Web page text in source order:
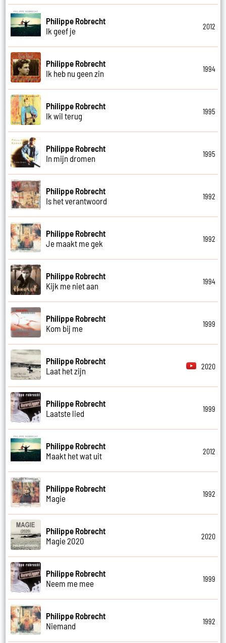
Philippe Robrecht
Ik geef je
2012
Philippe Robrecht
Ik heb nu geen zin
1994
Philippe Robrecht
Ik wil terug
1995
Philippe Robrecht
In mijn dromen
1995
Philippe Robrecht
Is het verantwoord
1992
Philippe Robrecht
Je maakt me gek
1992
Philippe Robrecht
Kijk me niet aan
1994
Philippe Robrecht
Kom bij me
1999
Philippe Robrecht
Laat het zijn
2020
Philippe Robrecht
Laatste lied
1999
Philippe Robrecht
Maakt het wat uit
2012
Philippe Robrecht
Magie
1992
Philippe Robrecht
Magie 2020
2020
Philippe Robrecht
Neem me mee
1999
Philippe Robrecht
Niemand
1992